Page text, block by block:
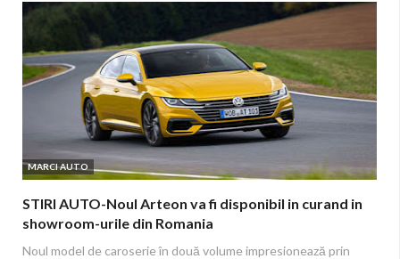
MARCI AUTO
STIRI AUTO-Noul Arteon va fi disponibil in curand in
showroom-urile din Romania
Noul model de caroserie în două volume impresionează prin